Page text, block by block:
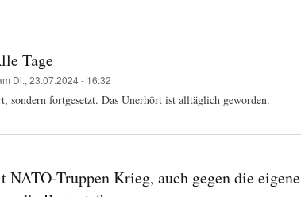
Tage
Di., 23.07.2024 - 16:32
fortgesetzt. Das Unerhört ist alltäglich geworden.
NATO-Truppen Krieg, auch gegen die eigene